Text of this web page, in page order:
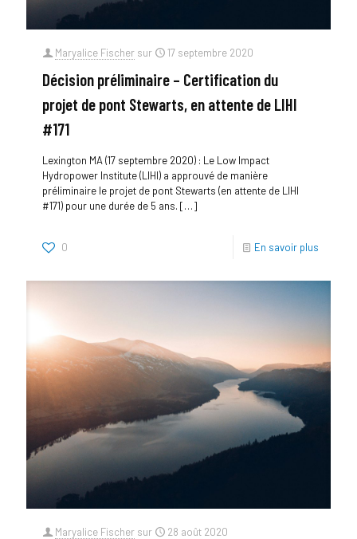
Maryalice Fischer sur 17 septembre 2020
Décision préliminaire – Certification du
projet de pont Stewarts, en attente de LIHI
#171
Lexington MA (17 septembre 2020) : Le Low Impact
Hydropower Institute (LIHI) a approuvé de manière
préliminaire le projet de pont Stewarts (en attente de LIHI
#171) pour une durée de 5 ans. […]
0 En savoir plus
Maryalice Fischer sur 28 août 2020